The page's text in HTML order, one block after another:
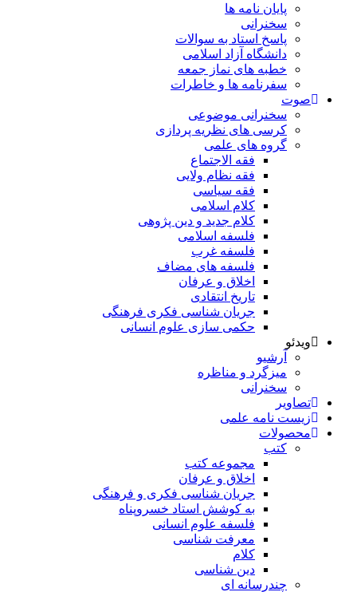
پایان نامه ها
سخنرانی
پاسخ استاد به سوالات
دانشگاه آزاد اسلامی
خطبه های نماز جمعه
سفرنامه ها و خاطرات
صوت
سخنرانی موضوعی
کرسی های نظریه پردازی
گروه های علمی
فقه الاجتماع
فقه نظام ولایی
فقه سیاسی
کلام اسلامی
کلام جدید و دین پژوهی
فلسفه اسلامی
فلسفه غرب
فلسفه های مضاف
اخلاق و عرفان
تاریخ انتقادی
جریان شناسی فکری فرهنگی
حکمی سازی علوم انسانی
ویدئو
آرشیو
میزگرد و مناظره
سخنرانی
تصاویر
زیست نامه علمی
محصولات
کتب
مجموعه کتب
اخلاق و عرفان
جریان شناسی فکری و فرهنگی
به کوشش استاد خسروپناه
فلسفه علوم انسانی
معرفت شناسی
کلام
دین شناسی
چندرسانه ای